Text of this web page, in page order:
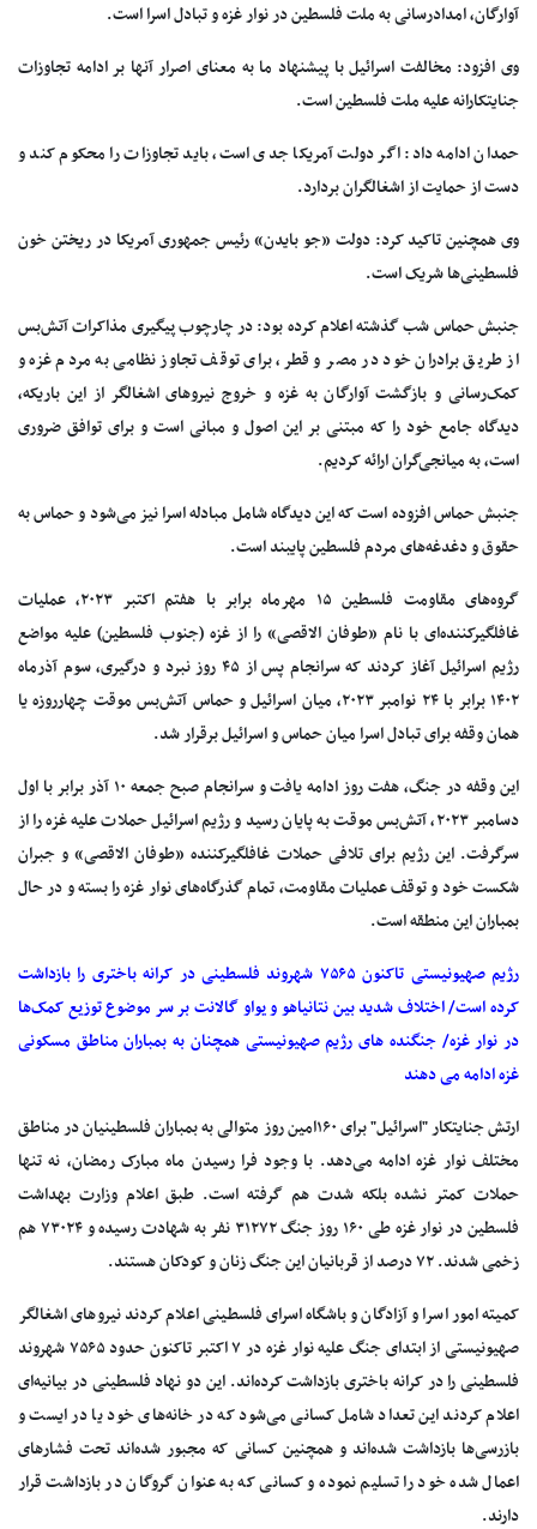
آوارگان، امدادرسانی به ملت فلسطین در نوار غزه و تبادل اسرا است.
وی افزود: مخالفت اسرائیل با پیشنهاد ما به معنای اصرار آنها بر ادامه تجاوزات
جنایتکارانه علیه ملت فلسطین است.
حمدان ادامه داد: اگر دولت آمریکا جدی است، باید تجاوزات را محکوم کند و
دست از حمایت از اشغالگران بردارد.
وی همچنین تاکید کرد: دولت «جو بایدن» رئیس جمهوری آمریکا در ریختن خون
فلسطینی‌ها شریک است.
جنبش حماس شب گذشته اعلام کرده بود: در چارچوب پیگیری مذاکرات آتش‌بس
از طریق برادران خود در مصر و قطر، برای توقف تجاوز نظامی به مردم غزه و
کمک‌رسانی و بازگشت آوارگان به غزه و خروج نیروهای اشغالگر از این باریکه،
دیدگاه جامع خود را که مبتنی بر این اصول و مبانی است و برای توافق ضروری
است، به میانجی‌گران ارائه کردیم.
جنبش حماس افزوده است که این دیدگاه شامل مبادله اسرا نیز می‌شود و حماس به
حقوق و دغدغه‌های مردم فلسطین پایبند است.
گروه‌های مقاومت فلسطین ۱۵ مهرماه برابر با هفتم اکتبر ۲۰۲۳، عملیات
غافلگیرکننده‌ای با نام «طوفان الاقصی» را از غزه (جنوب فلسطین) علیه مواضع
رژیم اسرائیل آغاز کردند که سرانجام پس از ۴۵ روز نبرد و درگیری، سوم آذرماه
۱۴۰۲ برابر با ۲۴ نوامبر ۲۰۲۳، میان اسرائیل و حماس آتش‌بس موقت چهارروزه یا
همان وقفه برای تبادل اسرا میان حماس و اسرائیل برقرار شد.
این وقفه در جنگ، هفت روز ادامه یافت و سرانجام صبح جمعه ۱۰ آذر برابر با اول
دسامبر ۲۰۲۳، آتش‌بس موقت به پایان رسید و رژیم اسرائیل حملات علیه غزه را از
سرگرفت. این رژیم برای تلافی حملات غافلگیرکننده «طوفان الاقصی» و جبران
شکست خود و توقف عملیات مقاومت، تمام گذرگاه‌های نوار غزه را بسته و در حال
بمباران این منطقه است.
رژیم صهیونیستی تاکنون ۷۵۶۵ شهروند فلسطینی در کرانه باختری را بازداشت
کرده است/ اختلاف شدید بین نتانیاهو و یواو گالانت بر سر موضوع توزیع کمک‌ها
در نوار غزه/ جنگنده های رژیم صهیونیستی همچنان به بمباران مناطق مسکونی
غزه ادامه می دهند
ارتش جنایتکار "اسرائیل" برای ۱۶۰امین روز متوالی به بمباران فلسطینیان در مناطق
مختلف نوار غزه ادامه می‌دهد. با وجود فرا رسیدن ماه مبارک رمضان، نه تنها
حملات کمتر نشده بلکه شدت هم گرفته است. طبق اعلام وزارت بهداشت
فلسطین در نوار غزه طی ۱۶۰ روز جنگ ۳۱۲۷۲ نفر به شهادت رسیده و ۷۳۰۲۴ هم
زخمی شدند. ۷۲ درصد از قربانیان این جنگ زنان و کودکان هستند.
کمیته امور اسرا و آزادگان و باشگاه اسرای فلسطینی اعلام کردند نیروهای اشغالگر
صهیونیستی از ابتدای جنگ علیه نوار غزه در ۷ اکتبر تاکنون حدود ۷۵۶۵ شهروند
فلسطینی را در کرانه باختری بازداشت کرده‌اند. این دو نهاد فلسطینی در بیانیه‌ای
اعلام کردند این تعداد شامل کسانی می‌شود که در خانه‌های خود یا در ایست و
بازرسی‌ها بازداشت شده‌اند و همچنین کسانی که مجبور شده‌اند تحت فشارهای
اعمال شده خود را تسلیم نموده و کسانی که به عنوان گروگان در بازداشت قرار
دارند.